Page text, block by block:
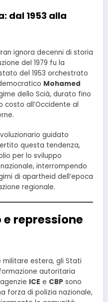
dal 1953 alla
ignora decenni di storia
del 1979 fu la
del 1953 orchestrato
Mohamed
dello Scià, durato fino
costo all’Occidente al
guidato
questa tendenza,
per lo sviluppo
interrompendo
di apartheid dell’epoca
regionale.
repressione
militare estera, gli Stati
autoritaria
ICE e CBP sono
forza di polizia nazionale,